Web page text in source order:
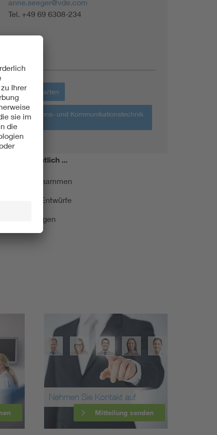
anne.seeger@vde.com
Tel. +49 69 6308-234
Haus + Garten
Informations- und Kommunikationstechnik
IKT
Monatlich ...
kurz zusammen
und Entwürfe
Nehmen Sie Kontakt auf
Mitteilung senden